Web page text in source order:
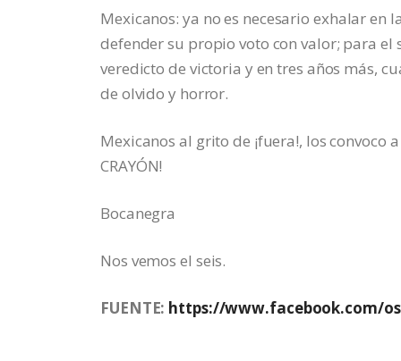
Mexicanos: ya no es necesario exhalar en
defender su propio voto con valor; para
veredicto de victoria y en tres años más,
de olvido y horror.
Mexicanos al grito de ¡fuera!, los convoco
CRAYÓN!
Bocanegra
Nos vemos el seis.
FUENTE: https://www.facebook.com/